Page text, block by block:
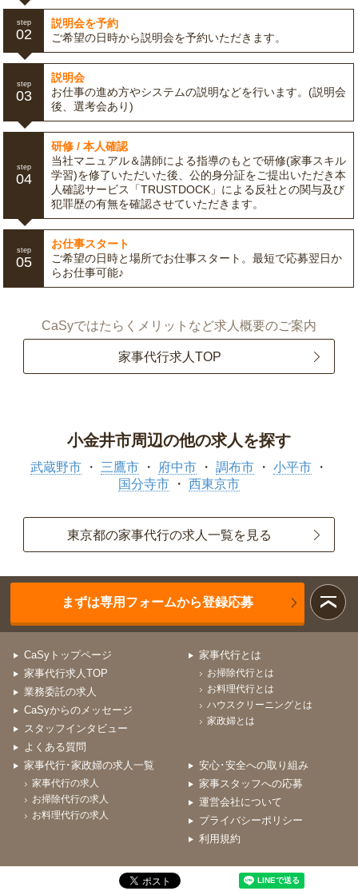
step
02
説明会を予約
ご希望の日時から説明会を予約いただきます。
step
03
説明会
お仕事の進め方やシステムの説明などを行います。(説明会
後、選考会あり)
step
04
研修 / 本人確認
当社マニュアル＆講師による指導のもとで研修(家事スキル
学習)を修了いただいた後、公的身分証をご提出いただき本
人確認サービス「TRUSTDOCK」による反社との関与及び
犯罪歴の有無を確認させていただきます。
step
05
お仕事スタート
ご希望の日時と場所でお仕事スタート。最短で応募翌日か
らお仕事可能♪
CaSyではたらくメリットなど求人概要のご案内
家事代行求人TOP
小金井市周辺の他の求人を探す
武蔵野市 三鷹市 府中市 調布市
小平市
国分寺市
西東京市
東京都の家事代行の求人一覧を見る
まずは専用フォームから登録応募
CaSyトップページ
家事代行求人TOP
業務委託の求人
CaSyからのメッセージ
スタッフインタビュー
よくある質問
家事代行とは
お掃除代行とは
お料理代行とは
ハウスクリーニングとは
家政婦とは
家事代行･家政婦の求人一覧
家事代行の求人
お掃除代行の求人
お料理代行の求人
安心･安全への取り組み
家事スタッフへの応募
運営会社について
プライバシーポリシー
利用規約